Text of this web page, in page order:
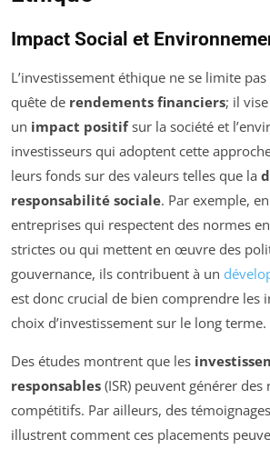
Impact Social et
L’investissement éthique ne se limite
quête de rendements financiers; il
un impact positifsur la société et
investisseurs qui adoptent cette
leurs fonds sur des valeurs telles que la
responsabilité sociale. Par exemple,
entreprises qui respectent des normes
strictes ou qui mettent en œuvre des
gouvernance, ils contribuent à un
est donc crucial de bien comprendre les
choix d’investissement sur le long terme.
Des études montrent que les
responsables (ISR) peuvent générer
compétitifs. Par ailleurs, des
illustrent comment ces placements